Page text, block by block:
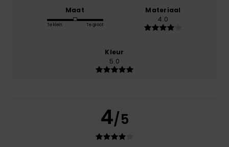
Maat
Te klein Te groot
Materiaal
4.0
Kleur
5.0
4/5